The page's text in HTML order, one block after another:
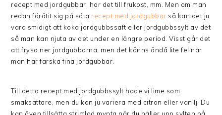
recept med jordgubbar, har det till frukost, mm. Men om man
redan förätit sig på söta recept med jordgubbar så kan det ju
vara smidigt att koka jordgubbssaft eller jordgubbssylt av det
så man kan njuta av det under en längre period. Visst går det
att frysa ner jordgubbarna, men det känns ändå lite fel när
man har färska fina jordgubbar.
Till detta recept med jordgubbssylt hade vi lime som
smaksättare, men du kan ju variera med citron eller vanilj. Du